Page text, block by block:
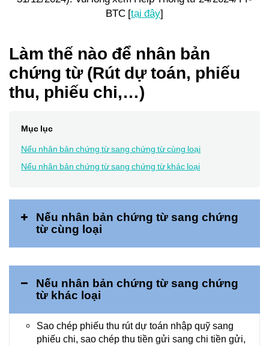
BTC [tại đây]
Làm thế nào để nhân bản
chứng từ (Rút dự toán, phiếu
thu, phiếu chi,…)
Mục lục
Nếu nhân bản chứng từ sang chứng từ cùng loại
Nếu nhân bản chứng từ sang chứng từ khác loại
Nếu nhân bản chứng từ sang chứng
từ cùng loại
Kho bạc\Rút dự toán
Nếu nhân bản chứng từ sang chứng
từ khác loại
Sao chép phiếu thu rút dự toán nhập quỹ sang
phiếu chi, sao chép thu tiền gửi sang chi tiền gửi,